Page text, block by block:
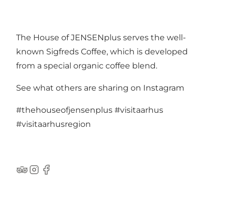
The House of JENSENplus serves the well-
known Sigfreds Coffee, which is developed
from a special organic coffee blend.
See what others are sharing on Instagram
#thehouseofjensenplus #visitaarhus
#visitaarhusregion
TripAdvisor
Instagram
Facebook